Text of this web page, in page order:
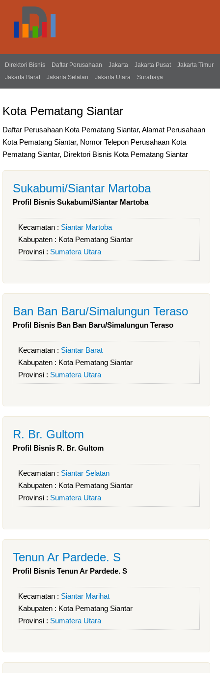
Direktori Bisnis Daftar Perusahaan Jakarta Jakarta Pusat
Jakarta Timur
Jakarta Barat
Jakarta Selatan Jakarta Utara Surabaya
Kota Pematang Siantar
Daftar Perusahaan Kota Pematang Siantar, Alamat Perusahaan
Kota Pematang Siantar, Nomor Telepon Perusahaan Kota
Pematang Siantar, Direktori Bisnis Kota Pematang Siantar
Sukabumi/Siantar Martoba
Profil Bisnis Sukabumi/Siantar Martoba
Kecamatan : Siantar Martoba
Kabupaten : Kota Pematang Siantar
Provinsi : Sumatera Utara
Ban Ban Baru/Simalungun Teraso
Profil Bisnis Ban Ban Baru/Simalungun Teraso
Kecamatan : Siantar Barat
Kabupaten : Kota Pematang Siantar
Provinsi : Sumatera Utara
R. Br. Gultom
Profil Bisnis R. Br. Gultom
Kecamatan : Siantar Selatan
Kabupaten : Kota Pematang Siantar
Provinsi : Sumatera Utara
Tenun Ar Pardede. S
Profil Bisnis Tenun Ar Pardede. S
Kecamatan : Siantar Marihat
Kabupaten : Kota Pematang Siantar
Provinsi : Sumatera Utara